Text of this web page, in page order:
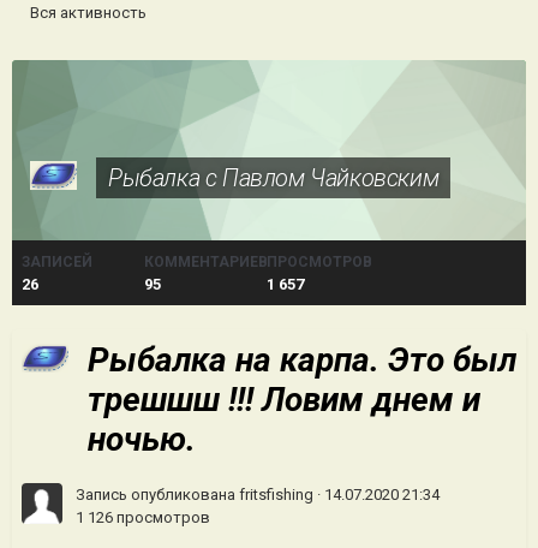
Вся активность
Рыбалка с Павлом Чайковским
ЗАПИСЕЙ
26
КОММЕНТАРИЕВ
95
ПРОСМОТРОВ
1 657
Рыбалка на карпа. Это был
трешшш !!! Ловим днем и
ночью.
Запись опубликована fritsfishing · 14.07.2020 21:34
1 126 просмотров